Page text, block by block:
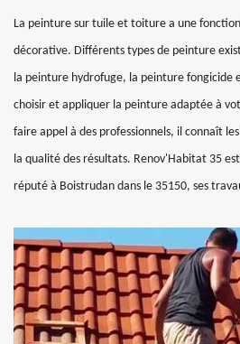
La peinture sur tuile et toiture a une
décorative. Différents types de peinture
la peinture hydrofuge, la peinture fongicide
choisir et appliquer la peinture adaptée à
faire appel à des professionnels, il connaît
la qualité des résultats. Renov'Habitat 35
réputé à Boistrudan dans le 35150, ses